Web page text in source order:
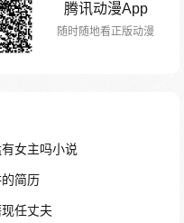
腾讯动漫App
随时随地看正版动漫
女主吗小说
简历
任丈夫